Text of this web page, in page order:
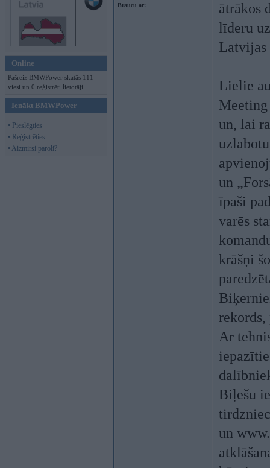
Online
Pašreiz BMWPower skatās 111
viesi un 0 reģistrēti lietotāji.
Ienākt BMWPower
• Pieslēgties
• Reģistrēties
• Aizmirsi paroli?
Braucu ar:
ātrākos
līderu
Latvijas
Lielie
Meeting
un, lai
un
īpaši
varēs
krāšņi
Ar
Biļešu
un